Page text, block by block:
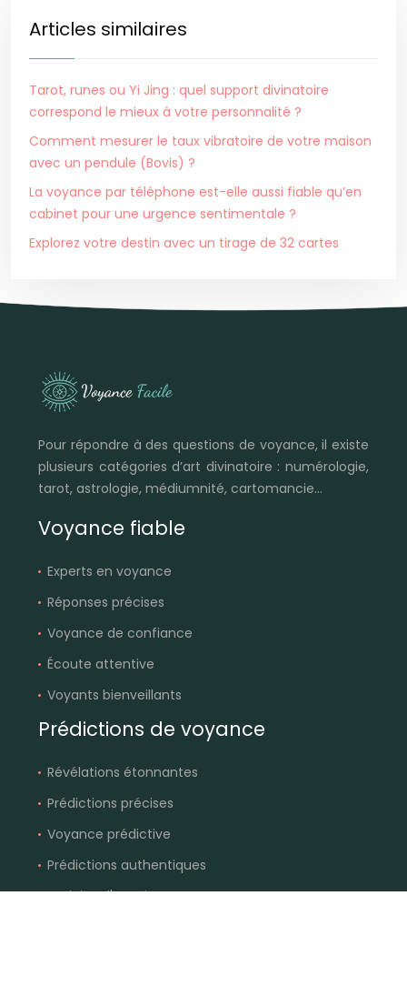
Articles similaires
Tarot, runes ou Yi Jing : quel support divinatoire
correspond le mieux à votre personnalité ?
Comment mesurer le taux vibratoire de votre maison
avec un pendule (Bovis) ?
La voyance par téléphone est-elle aussi fiable qu’en
cabinet pour une urgence sentimentale ?
Explorez votre destin avec un tirage de 32 cartes
Pour répondre à des questions de voyance, il existe
plusieurs catégories d’art divinatoire : numérologie,
tarot, astrologie, médiumnité, cartomancie…
Voyance fiable
Experts en voyance
Réponses précises
Voyance de confiance
Écoute attentive
Voyants bienveillants
Prédictions de voyance
Révélations étonnantes
Prédictions précises
Voyance prédictive
Prédictions authentiques
Anticiper l'avenir